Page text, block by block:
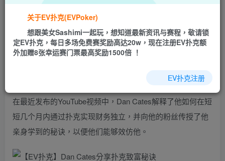
乐场|EV扑克小游戏——EV扑克导航(www.evpks.com)
EV扑克|EV扑克官网|EV扑克娱乐场|EV扑克保险|EV扑克娱
乐场|EV扑克游戏网址发布页——EV扑克下载
(www.evpk66.com)
在最近发布的YouTube视频中，Dan Cates解释了他如何在短
短几个月内通过扑克实现财务独立，并向他的粉丝传授了他
亲身学到的秘诀，以便他们能够效仿他。
关于EV扑克(EVPoker)
想跟美女Sashimi一起玩，想知道最新资讯与赛程，敬请锁
定EV扑克，每日多场免费赛奖励高达20w，现在注册EV扑克额
外加赠8张幸运赛门票最高奖励1500倍 ！
EV扑克注册